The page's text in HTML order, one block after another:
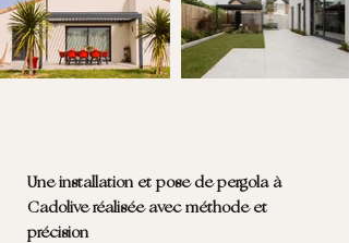
Une installation et pose de pergola à
Cadolive réalisée avec méthode et
précision